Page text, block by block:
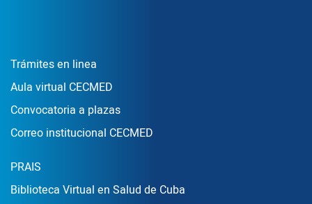
Enlace Footer1
Trámites en linea
Aula virtual CECMED
Convocatoria a plazas
Correo institucional CECMED
Enlace Footer2
PRAIS
Biblioteca Virtual en Salud de Cuba